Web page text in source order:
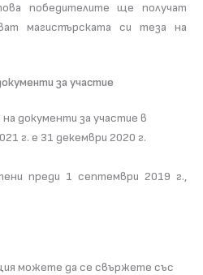
победителите ще получат
магистърската си теза на
за участие
документи за участие в
г. е 31 декември 2020 г.
преди 1 септември 2019 г.,
можете да се свържете със